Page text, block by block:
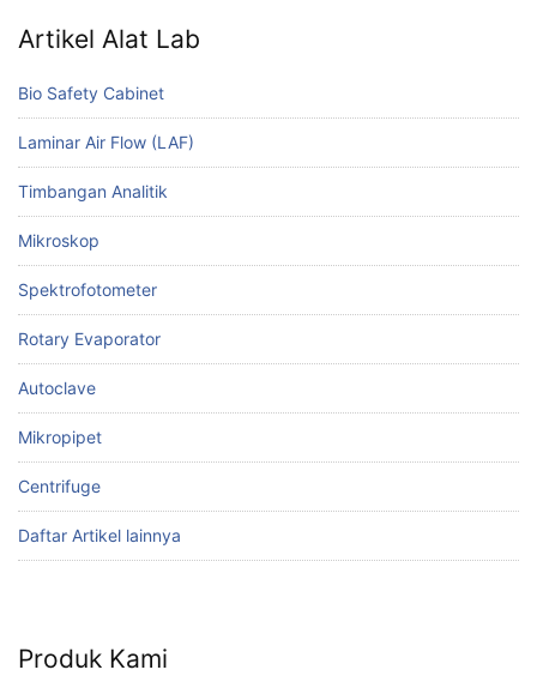
Artikel Alat Lab
Bio Safety Cabinet
Laminar Air Flow (LAF)
Timbangan Analitik
Mikroskop
Spektrofotometer
Rotary Evaporator
Autoclave
Mikropipet
Centrifuge
Daftar Artikel lainnya
Produk Kami